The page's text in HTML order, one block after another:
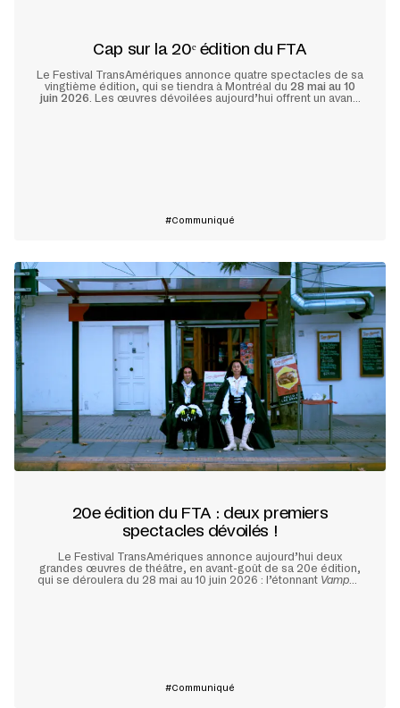
Cap sur la 20ᵉ édition du FTA
Le Festival TransAmériques annonce quatre spectacles de sa
vingtième édition, qui se tiendra à Montréal du 28 mai au 10
juin 2026 . Les œuvres dévoilées aujourd’hui offrent un avant-
Communiqué
20e édition du FTA : deux premiers
spectacles dévoilés !
Le Festival TransAmériques annonce aujourd’hui deux
grandes œuvres de théâtre, en avant-goût de sa 20e édition,
qui se déroulera du 28 mai au 10 juin 2026 : l’étonnant Vampyr
Communiqué